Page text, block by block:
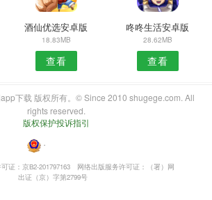
酒仙优选安卓版
18.83MB
查看
咚咚生活安卓版
28.62MB
查看
下载 版权所有。© Since 2010 shugege.com. All
rights reserved.
版权保护投诉指引
・
证：京B2-201797163
网络出版服务许可证：（署）网
出证（京）字第2799号